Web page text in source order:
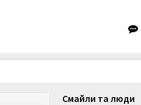
Смайли та люди